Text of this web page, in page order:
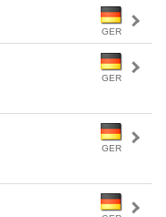
GER
GER
GER